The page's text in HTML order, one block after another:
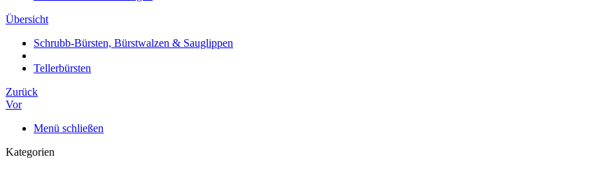
Übersicht
Schrubb-Bürsten, Bürstwalzen & Sauglippen
Tellerbürsten
Zurück
Vor
Menü schließen
Kategorien